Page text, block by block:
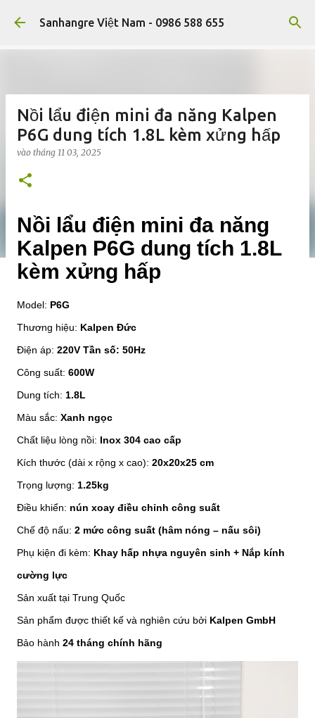
Chuyển đến nội dung chính
Sanhangre Việt Nam - 0986 588 655
Nồi lẩu điện mini đa năng Kalpen
P6G dung tích 1.8L kèm xửng hấp
vào tháng 11 03, 2025
Nồi lẩu điện mini đa năng
Kalpen P6G dung tích 1.8L
kèm xửng hấp
Model: P6G
Thương hiệu: Kalpen Đức
Điện áp: 220V Tần số: 50Hz
Công suất: 600W
Dung tích: 1.8L
Màu sắc: Xanh ngọc
Chất liệu lòng nồi: Inox 304 cao cấp
Kích thước (dài x rộng x cao): 20x20x25 cm
Trọng lượng: 1.25kg
Điều khiển: nún xoay điều chỉnh công suất
Chế độ nấu: 2 mức công suất (hâm nóng – nấu sôi)
Phụ kiện đi kèm: Khay hấp nhựa nguyên sinh + Nắp kính
cường lực
Sản xuất tại Trung Quốc
Sản phẩm được thiết kế và nghiên cứu bởi Kalpen GmbH
Bảo hành 24 tháng chính hãng